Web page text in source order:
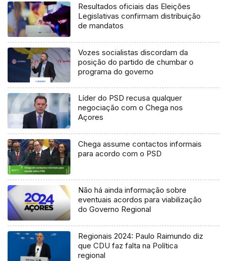
Resultados oficiais das Eleições
Legislativas confirmam distribuição
de mandatos
Vozes socialistas discordam da
posição do partido de chumbar o
programa do governo
Líder do PSD recusa qualquer
negociação com o Chega nos
Açores
Chega assume contactos informais
para acordo com o PSD
Não há ainda informação sobre
eventuais acordos para viabilização
do Governo Regional
Regionais 2024: Paulo Raimundo diz
que CDU faz falta na Política
regional